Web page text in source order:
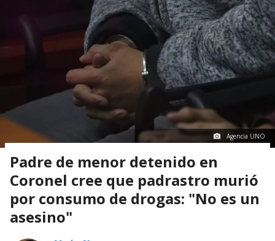
Agencia UNO
Padre de menor detenido en
Coronel cree que padrastro murió
por consumo de drogas: "No es un
asesino"